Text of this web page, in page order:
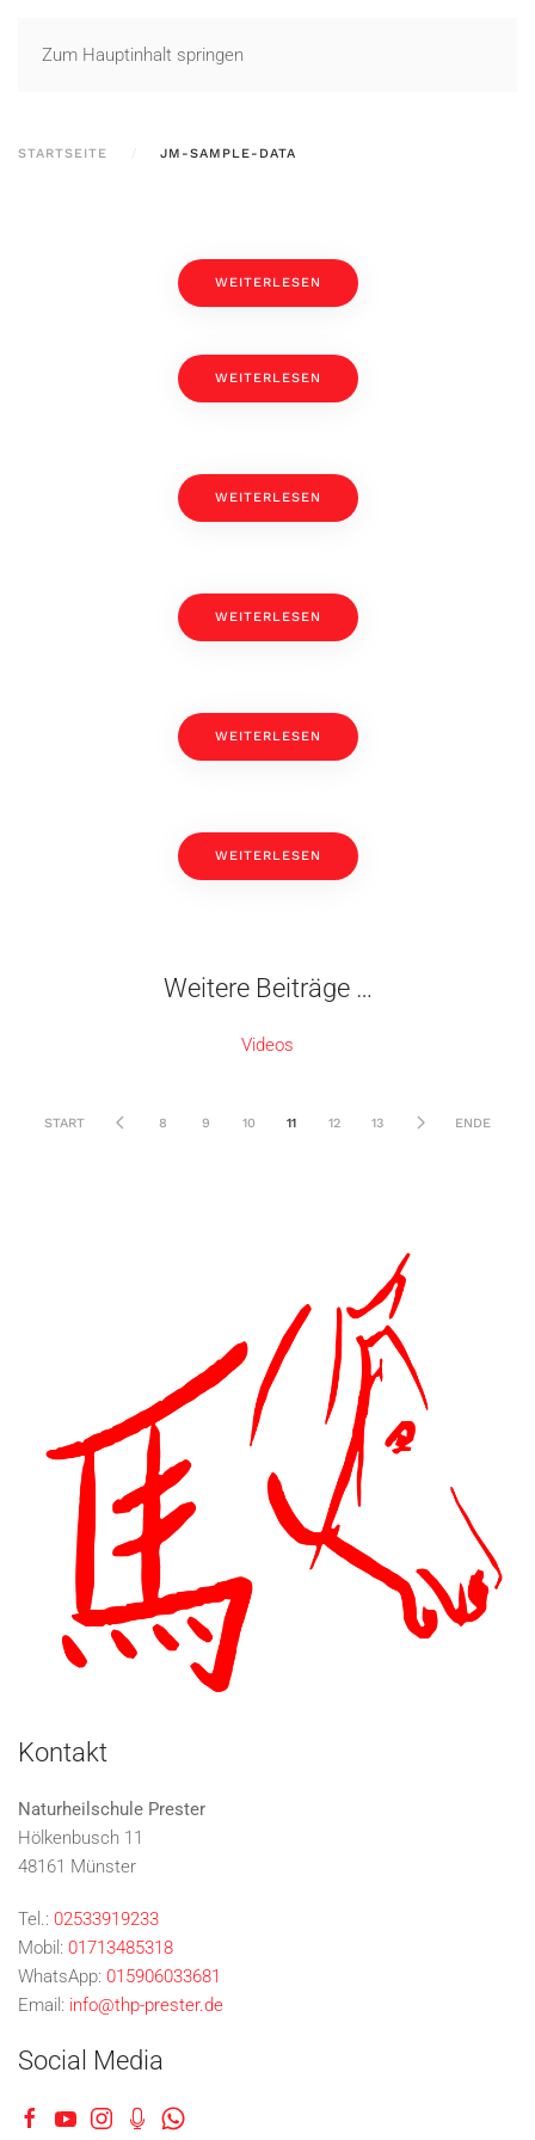
Zum Hauptinhalt springen
STARTSEITE JM-SAMPLE-DATA
WEITERLESEN
WEITERLESEN
WEITERLESEN
WEITERLESEN
WEITERLESEN
WEITERLESEN
Weitere Beiträge …
Videos
START 8 9 10 11 12 13 ENDE
Kontakt
Naturheilschule Prester
Hölkenbusch 11
48161 Münster
Tel.: 02533919233
Mobil: 01713485318
WhatsApp: 015906033681
Email: info@thp-prester.de
Social Media